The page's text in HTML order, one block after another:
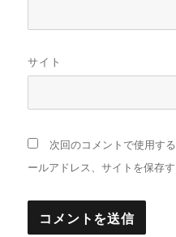
サイト
次回のコメントで使用す
ールアドレス、サイトを保存す